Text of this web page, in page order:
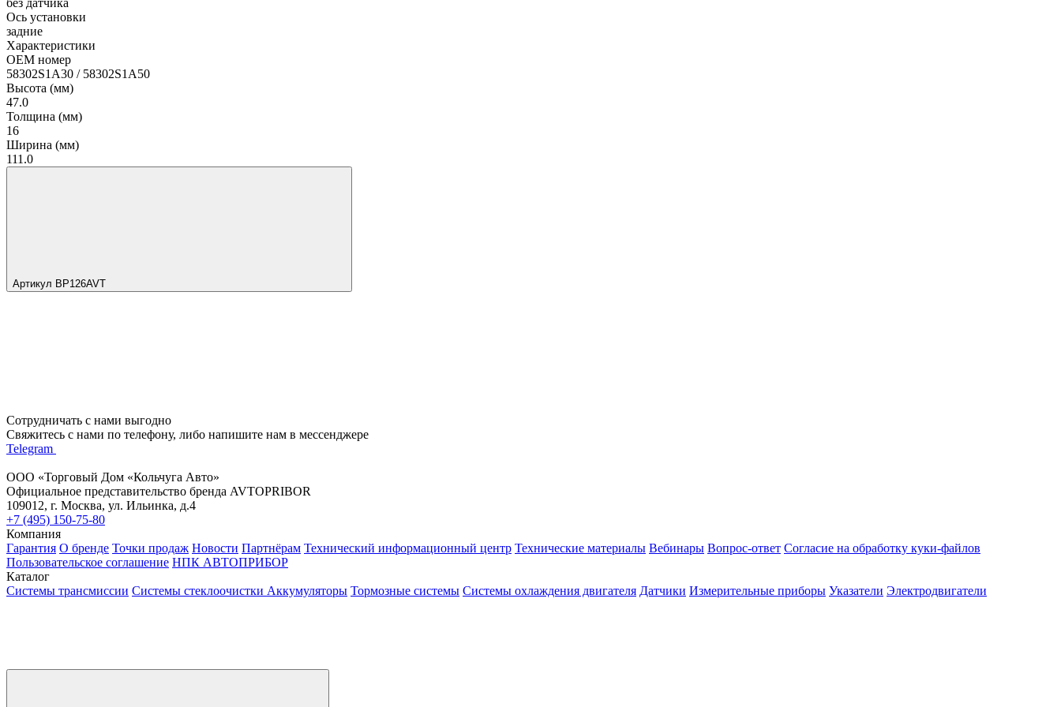
Ось установки
задние
Характеристики
OEM номер
58302S1A30 / 58302S1A50
Высота (мм)
47.0
Толщина (мм)
16
Ширина (мм)
111.0
Артикул BP126AVT
Сотрудничать с нами выгодно
Свяжитесь с нами по телефону, либо напишите нам в мессенджере
Telegram
ООО «Торговый Дом «Кольчуга Авто»
Официальное представительство бренда AVTOPRIBOR
109012, г. Москва, ул. Ильинка, д.4
+7 (495) 150-75-80
Компания
Гарантия О бренде Точки продаж Новости Партнёрам Технический информационный центр Технические материалы Вебинары Вопрос-ответ Согласие на обработку куки-файлов
Пользовательское соглашение НПК АВТОПРИБОР
Каталог
Системы трансмиссии Системы стеклоочистки Аккумуляторы Тормозные системы Системы охлаждения двигателя Датчики Измерительные приборы Указатели Электродвигатели